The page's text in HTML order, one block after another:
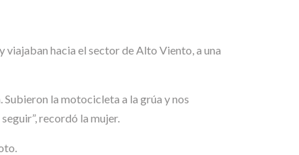
viajaban hacia el sector de Alto Viento, a una
la motocicleta a la grúa y nos
recordó la mujer.